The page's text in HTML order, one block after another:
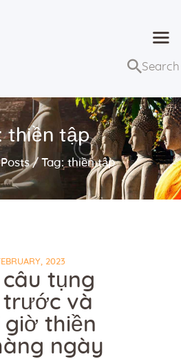
thiền tập
Tag: thiền tập
kiện
2023
câu tụng
trước và
giờ thiền
ngày